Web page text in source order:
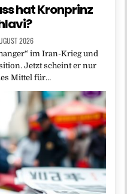
hat Kronprinz
2026
im Iran-Krieg und
Jetzt scheint er nur
Mittel für…